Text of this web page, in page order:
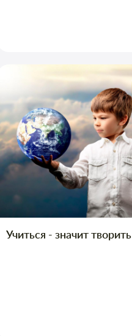
Учиться - значит творить